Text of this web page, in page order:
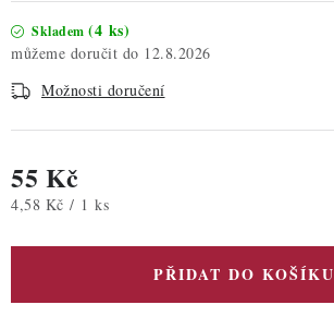
Skladem (4 ks)
12.8.2026
Možnosti doručení
55 Kč
Měrná cena:
4,58 Kč / 1 ks
PŘIDAT DO KOŠÍKU